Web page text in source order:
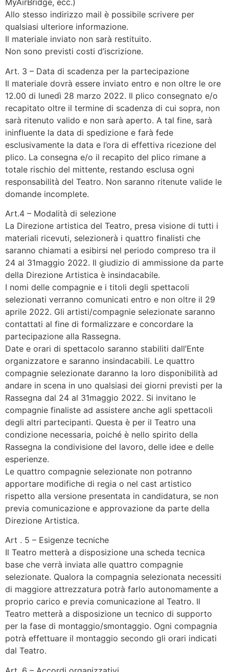
MyAirBridge, ecc.)
Allo stesso indirizzo mail è possibile scrivere per
qualsiasi ulteriore informazione.
Il materiale inviato non sarà restituito.
Non sono previsti costi d’iscrizione.
Art. 3 – Data di scadenza per la partecipazione
Il materiale dovrà essere inviato entro e non oltre le ore
12.00 di lunedì 28 marzo 2022. Il plico consegnato e/o
recapitato oltre il termine di scadenza di cui sopra, non
sarà ritenuto valido e non sarà aperto. A tal fine, sarà
ininfluente la data di spedizione e farà fede
esclusivamente la data e l’ora di effettiva ricezione del
plico. La consegna e/o il recapito del plico rimane a
totale rischio del mittente, restando esclusa ogni
responsabilità del Teatro. Non saranno ritenute valide le
domande incomplete.
Art.4 – Modalità di selezione
La Direzione artistica del Teatro, presa visione di tutti i
materiali ricevuti, selezionerà i quattro finalisti che
saranno chiamati a esibirsi nel periodo compreso tra il
24 al 31maggio 2022. Il giudizio di ammissione da parte
della Direzione Artistica è insindacabile.
I nomi delle compagnie e i titoli degli spettacoli
selezionati verranno comunicati entro e non oltre il 29
aprile 2022. Gli artisti/compagnie selezionate saranno
contattati al fine di formalizzare e concordare la
partecipazione alla Rassegna.
Date e orari di spettacolo saranno stabiliti dall’Ente
organizzatore e saranno insindacabili. Le quattro
compagnie selezionate daranno la loro disponibilità ad
andare in scena in uno qualsiasi dei giorni previsti per la
Rassegna dal 24 al 31maggio 2022. Si invitano le
compagnie finaliste ad assistere anche agli spettacoli
degli altri partecipanti. Questa è per il Teatro una
condizione necessaria, poiché è nello spirito della
Rassegna la condivisione del lavoro, delle idee e delle
esperienze.
Le quattro compagnie selezionate non potranno
apportare modifiche di regia o nel cast artistico
rispetto alla versione presentata in candidatura, se non
previa comunicazione e approvazione da parte della
Direzione Artistica.
Art . 5 – Esigenze tecniche
Il Teatro metterà a disposizione una scheda tecnica
base che verrà inviata alle quattro compagnie
selezionate. Qualora la compagnia selezionata necessiti
di maggiore attrezzatura potrà farlo autonomamente a
proprio carico e previa comunicazione al Teatro. Il
Teatro metterà a disposizione un tecnico di supporto
per la fase di montaggio/smontaggio. Ogni compagnia
potrà effettuare il montaggio secondo gli orari indicati
dal Teatro.